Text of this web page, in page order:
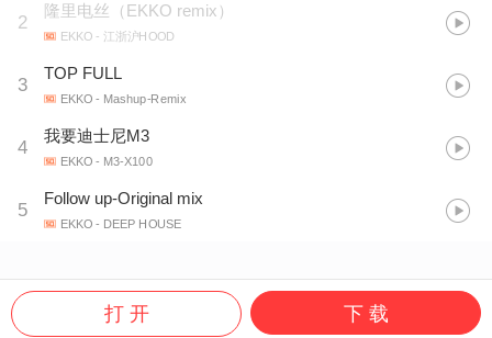
2
隆里电丝（EKKO remix）
EKKO - 江浙沪HOOD
3
TOP FULL
EKKO - Mashup-Remix
4
我要迪士尼M3
EKKO - M3-X100
5
Follow up-Original mix
EKKO - DEEP HOUSE
打 开 下 载